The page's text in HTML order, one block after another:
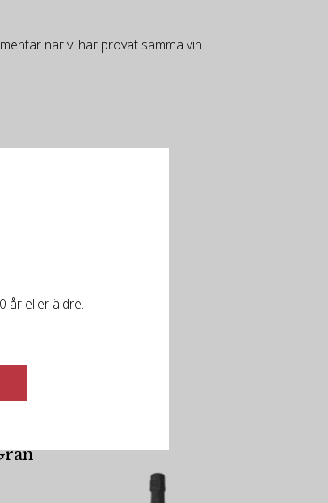
när vi har provat samma vin.
år eller äldre.